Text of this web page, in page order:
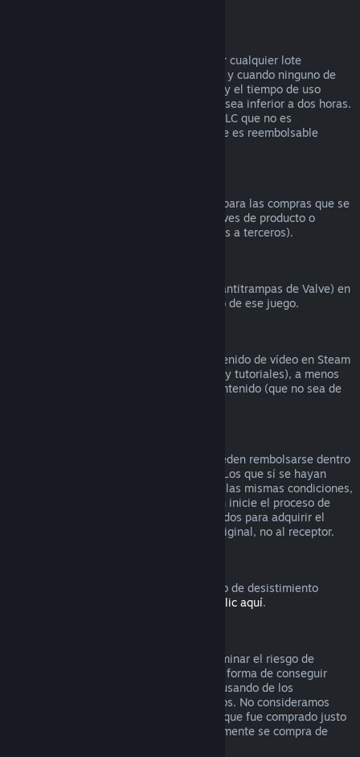
Puedes recibir un reembolso completo por cualquier lote
comprado en la tienda de Steam, siempre y cuando ninguno de
los artículos del lote se haya transferido, y el tiempo de uso
combinado de todos los artículos del lote sea inferior a dos horas.
Si un lote incluye un artículo de juego o DLC que no es
reembolsable, Steam te dirá si todo el lote es reembolsable
Valve no puede proporcionar reembolsos para las compras que se
realicen fuera de Steam (por ejemplo, claves de producto o
tarjetas de la Cartera de Steam compradas a terceros).
Si te han bloqueado por VAC (el sistema antitrampas de Valve) en
un juego, pierdes el derecho al reembolso de ese juego.
No podemos ofrecer reembolsos por contenido de vídeo en Steam
(p. ej., películas, cortos, series, episodios y tutoriales), a menos
que el vídeo venga en un lote con otro contenido (que no sea de
Los regalos que no se hayan activado pueden rembolsarse dentro
del período estándar de 14 días/2 horas. Los que sí se hayan
activado también pueden rembolsarse en las mismas condiciones,
pero debe ser el receptor del regalo quien inicie el proceso de
rembolso. En este caso, los fondos utilizados para adquirir el
regalo le serán devueltos al comprador original, no al receptor.
Si quieres saber cómo funciona el derecho de desistimiento
haz clic aquí.
Los reembolsos están diseñados para eliminar el riesgo de
compra de títulos en Steam, no como una forma de conseguir
juegos gratis. Si nos parece que estás abusando de los
reembolsos, podemos dejar de ofrecértelos. No consideramos
abuso solicitar un reembolso de un título que fue comprado justo
antes de unas rebajas si luego inmediatamente se compra de